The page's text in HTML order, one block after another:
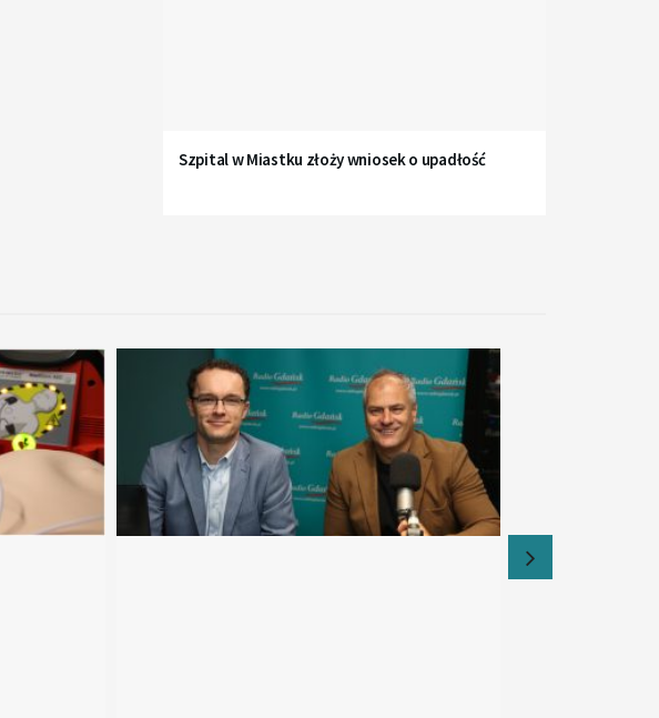
Szpital w Miastku złoży wniosek o upadłość